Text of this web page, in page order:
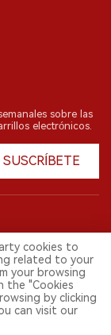
sobre las
electrónicos.
SUSCRÍBETE
los derechos
industria,
por menores
chino
favor
cookies to
related to your
your browsing
the "Cookies
by clicking
can visit our